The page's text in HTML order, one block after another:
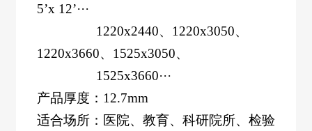
5’x 12’···
1220x2440、 1220x3050、
1220x3660、 1525x3050、
1525x3660···
产品厚度 ： 12.7mm
适合场所：医院、教育、科研院所、检验